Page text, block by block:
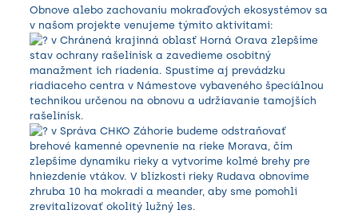
Obnove alebo zachovaniu mokraďových ekosystémov sa
v našom projekte venujeme týmito aktivitami:
v Chránená krajinná oblasť Horná Orava zlepšíme
stav ochrany rašelinísk a zavedieme osobitný
manažment ich riadenia. Spustíme aj prevádzku
riadiaceho centra v Námestove vybaveného špeciálnou
technikou určenou na obnovu a udržiavanie tamojších
rašelinísk.
v Správa CHKO Záhorie budeme odstraňovať
brehové kamenné opevnenie na rieke Morava, čím
zlepšíme dynamiku rieky a vytvoríme kolmé brehy pre
hniezdenie vtákov. V blízkosti rieky Rudava obnovíme
zhruba 10 ha mokradí a meander, aby sme pomohli
zrevitalizovať okolitý lužný les.